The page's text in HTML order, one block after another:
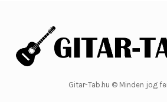
Gitar-Tab.hu © Minden jog